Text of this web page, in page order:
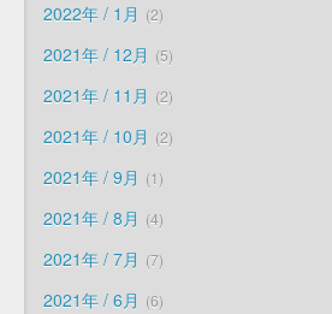
2022年 / 1月 2
2021年 / 12月 5
2021年 / 11月 2
2021年 / 10月 2
2021年 / 9月 1
2021年 / 8月 4
2021年 / 7月 7
2021年 / 6月 6